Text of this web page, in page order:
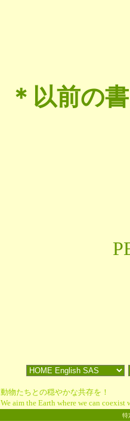
＊以前の
動物たちとの穏やかな共存を！
We aim the Earth where we can coexist
特